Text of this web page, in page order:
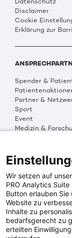
Disclaimer
Cookie
Erklärung zur
Spender &
Partner &
Sport
Event
Medizin &
Multimedia
Social Media
PRESSEINFOS
Fotos & Media
Digitale
Patientenaktionen
Wir setzen auf
PRO Analytics
Button erlauben
Website zu
Inhalte zu
bedarfsgerecht zu
erteilten